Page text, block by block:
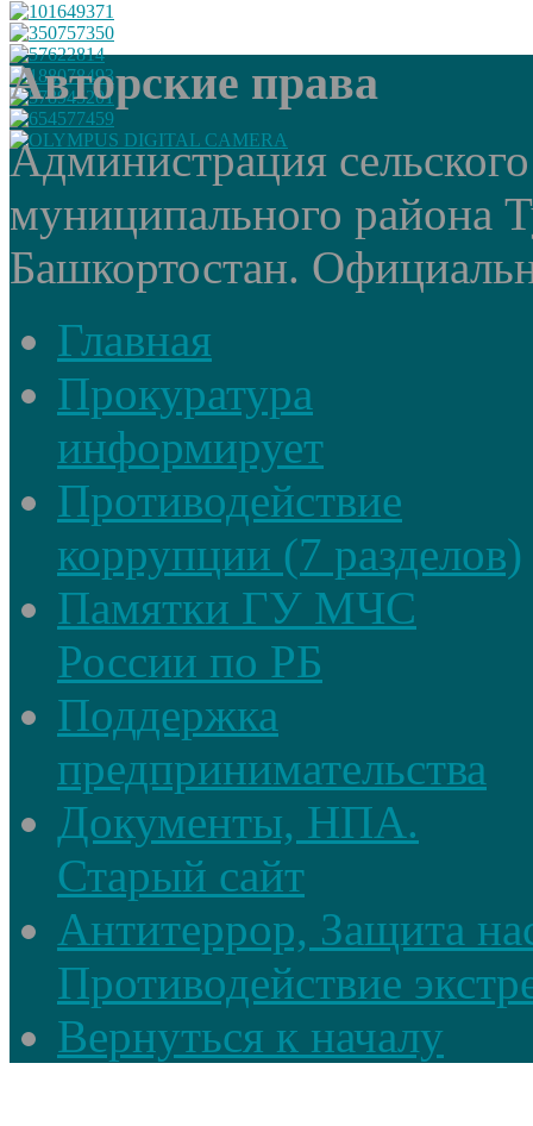
Авторские права
Администрация
муниципального района
Башкортостан.
Главная
Прокуратура
информирует
Противодействие
коррупции (7 разделов)
Памятки ГУ МЧС
России по РБ
Поддержка
предпринимательства
Документы, НПА.
Старый сайт
Антитеррор, Защита
Противодействие
Вернуться к началу